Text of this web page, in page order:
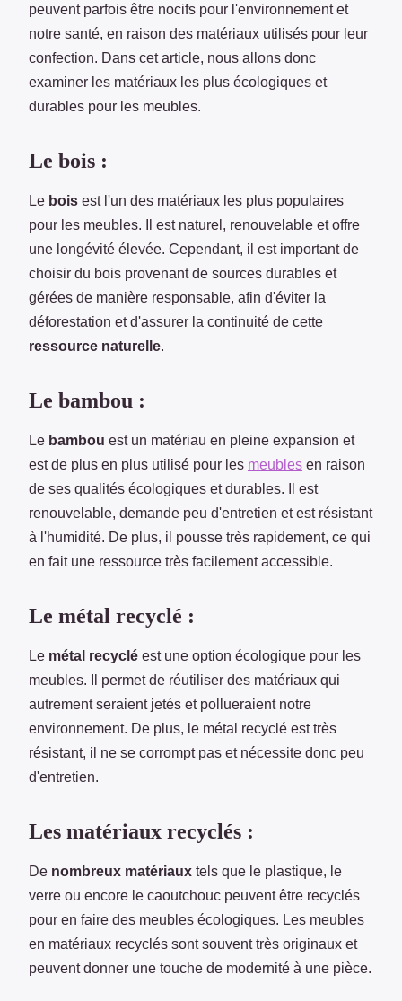
peuvent parfois être nocifs pour l'environnement et
notre santé, en raison des matériaux utilisés pour leur
confection. Dans cet article, nous allons donc
examiner les matériaux les plus écologiques et
durables pour les meubles.
Le bois :
Le bois est l'un des matériaux les plus populaires
pour les meubles. Il est naturel, renouvelable et offre
une longévité élevée. Cependant, il est important de
choisir du bois provenant de sources durables et
gérées de manière responsable, afin d'éviter la
déforestation et d'assurer la continuité de cette
ressource naturelle.
Le bambou :
Le bambou est un matériau en pleine expansion et
est de plus en plus utilisé pour les meubles en raison
de ses qualités écologiques et durables. Il est
renouvelable, demande peu d'entretien et est résistant
à l'humidité. De plus, il pousse très rapidement, ce qui
en fait une ressource très facilement accessible.
Le métal recyclé :
Le métal recyclé est une option écologique pour les
meubles. Il permet de réutiliser des matériaux qui
autrement seraient jetés et pollueraient notre
environnement. De plus, le métal recyclé est très
résistant, il ne se corrompt pas et nécessite donc peu
d'entretien.
Les matériaux recyclés :
De nombreux matériaux tels que le plastique, le
verre ou encore le caoutchouc peuvent être recyclés
pour en faire des meubles écologiques. Les meubles
en matériaux recyclés sont souvent très originaux et
peuvent donner une touche de modernité à une pièce.